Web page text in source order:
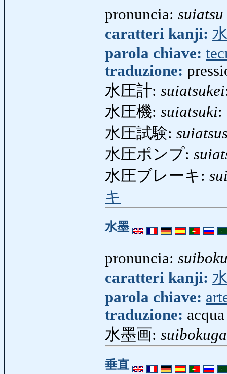
pronuncia: suiatsu
caratteri kanji:
parola chiave:
traduzione:
水圧計: suiatsukei
水圧機: suiatsuki:
水圧試験:
水圧ポンプ:
水圧ブレーキ:
キ
水墨
pronuncia:
caratteri kanji:
parola chiave:
traduzione:
水墨画: suibokuga
垂直